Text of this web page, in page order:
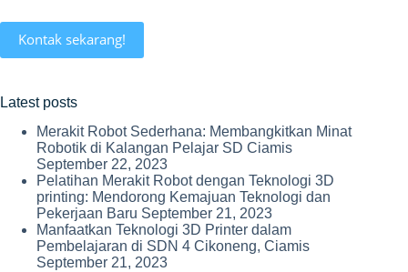
Kontak sekarang!
Latest posts
Merakit Robot Sederhana: Membangkitkan Minat
Robotik di Kalangan Pelajar SD Ciamis
September 22, 2023
Pelatihan Merakit Robot dengan Teknologi 3D
printing: Mendorong Kemajuan Teknologi dan
Pekerjaan Baru September 21, 2023
Manfaatkan Teknologi 3D Printer dalam
Pembelajaran di SDN 4 Cikoneng, Ciamis
September 21, 2023